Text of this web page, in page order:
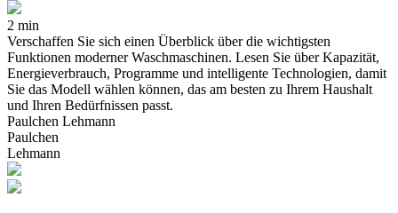
2 min
Verschaffen Sie sich einen Überblick über die wichtigsten
Funktionen moderner Waschmaschinen. Lesen Sie über Kapazität,
Energieverbrauch, Programme und intelligente Technologien, damit
Sie das Modell wählen können, das am besten zu Ihrem Haushalt
und Ihren Bedürfnissen passt.
Paulchen Lehmann
Paulchen
Lehmann